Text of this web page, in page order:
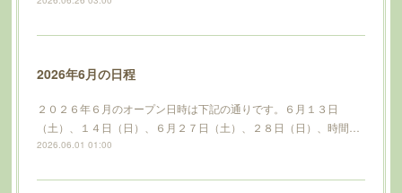
2026年6月の日程
２０２６年６月のオープン日時は下記の通りです。６月１３日
（土）、１４日（日）、６月２７日（土）、２８日（日）、時間…
2026.06.01 01:00